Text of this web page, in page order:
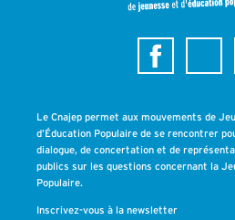
Le Cnajep permet aux mouvements de
d’Éducation Populaire de se rencontrer
dialogue, de concertation et de
publics sur les questions concernant la
Populaire.
Inscrivez-vous à la newsletter